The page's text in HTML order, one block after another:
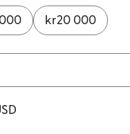
kr20 000